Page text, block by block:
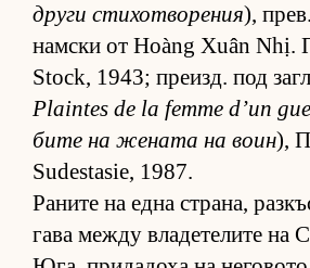
други сти­хот­во­ре­ния),
нам­ски от Hoàng Xuân Nhị.
Stock, 1943; пре­изд. под
Plaintes de la femme d’un
бите на же­ната на воин),
Sudestasie, 1987.
Ра­ните на една стра­на,
гава между вла­де­те­лите на